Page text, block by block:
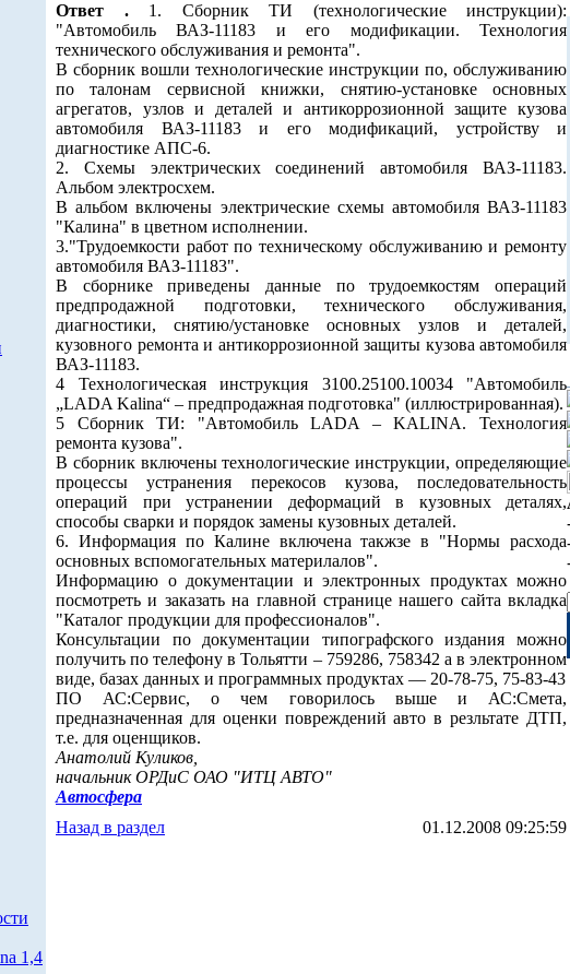
1,4
Ответ . 1. Сборник ТИ (технологические инструкции):
"Автомобиль ВАЗ-11183 и его модификации. Технология
технического обслуживания и ремонта".
В сборник вошли технологические инструкции по, обслуживанию
по талонам сервисной книжки, снятию-установке основных
агрегатов, узлов и деталей и антикоррозионной защите кузова
автомобиля ВАЗ-11183 и его модификаций, устройству и
диагностике АПС-6.
2. Схемы электрических соединений автомобиля ВАЗ-11183.
Альбом электросхем.
В альбом включены электрические схемы автомобиля ВАЗ-11183
"Калина" в цветном исполнении.
3."Трудоемкости работ по техническому обслуживанию и ремонту
автомобиля ВАЗ-11183".
В сборнике приведены данные по трудоемкостям операций
предпродажной подготовки, технического обслуживания,
диагностики, снятию/установке основных узлов и деталей,
кузовного ремонта и антикоррозионной защиты кузова автомобиля
ВАЗ-11183.
4 Технологическая инструкция 3100.25100.10034 "Автомобиль
„LADA Kalina“ – предпродажная подготовка" (иллюстрированная).
5 Сборник ТИ: "Автомобиль LADA – KALINA. Технология
ремонта кузова".
В сборник включены технологические инструкции, определяющие
процессы устранения перекосов кузова, последовательность
операций при устранении деформаций в кузовных деталях,
способы сварки и порядок замены кузовных деталей.
6. Информация по Калине включена такжзе в "Нормы расхода
основных вспомогательных материлалов".
Информацию о документации и электронных продуктах можно
посмотреть и заказать на главной странице нашего сайта вкладка
"Каталог продукции для профессионалов".
Консультации по документации типографского издания можно
получить по телефону в Тольятти – 759286, 758342 а в электронном
виде, базах данных и программных продуктах — 20-78-75, 75-83-43
ПО АС:Сервис, о чем говорилось выше и АС:Смета,
предназначенная для оценки повреждений авто в резльтате ДТП,
т.е. для оценщиков.
Анатолий Куликов,
начальник ОРДиС ОАО "ИТЦ АВТО"
Автосфера
Назад в раздел
01.12.2008 09:25:59